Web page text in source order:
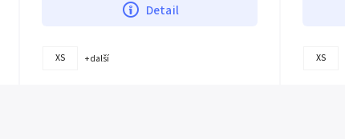
Detail
XS + další XS